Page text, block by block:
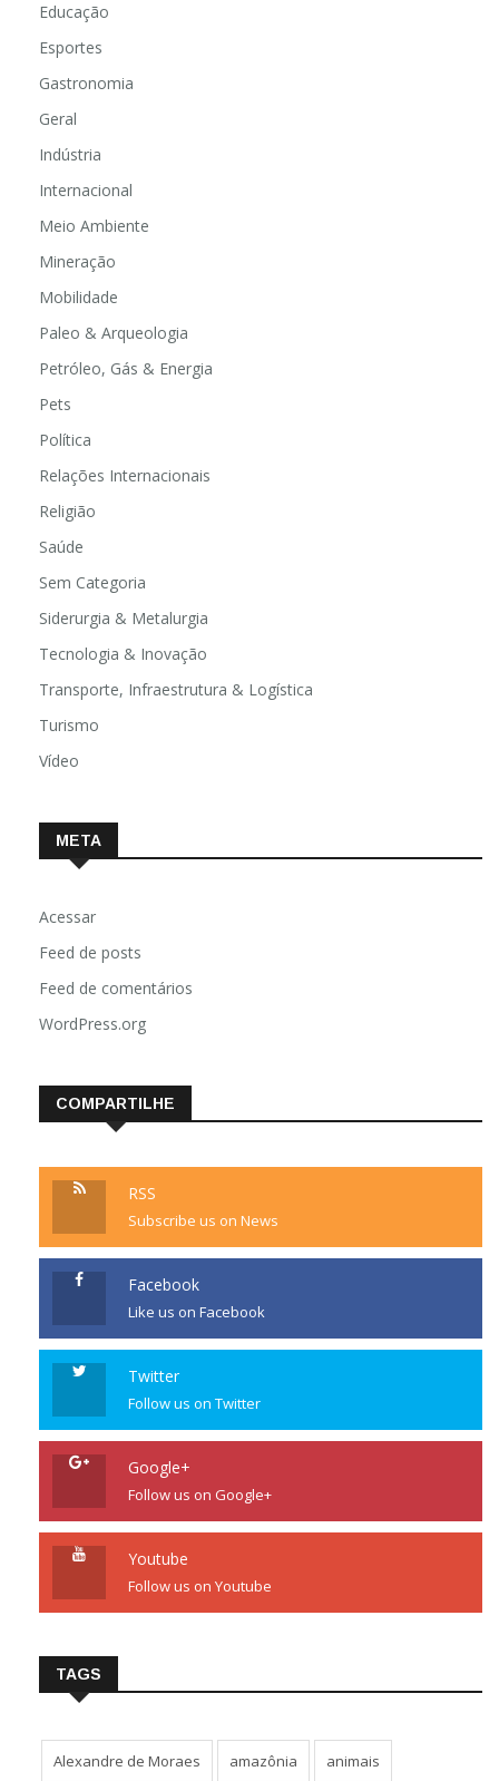
Educação
Esportes
Gastronomia
Geral
Indústria
Internacional
Meio Ambiente
Mineração
Mobilidade
Paleo & Arqueologia
Petróleo, Gás & Energia
Pets
Política
Relações Internacionais
Religião
Saúde
Sem Categoria
Siderurgia & Metalurgia
Tecnologia & Inovação
Transporte, Infraestrutura & Logística
Turismo
Vídeo
META
Acessar
Feed de posts
Feed de comentários
WordPress.org
COMPARTILHE
RSS
Subscribe us on News
Facebook
Like us on Facebook
Twitter
Follow us on Twitter
Google+
Follow us on Google+
Youtube
Follow us on Youtube
TAGS
Alexandre de Moraes amazônia animais